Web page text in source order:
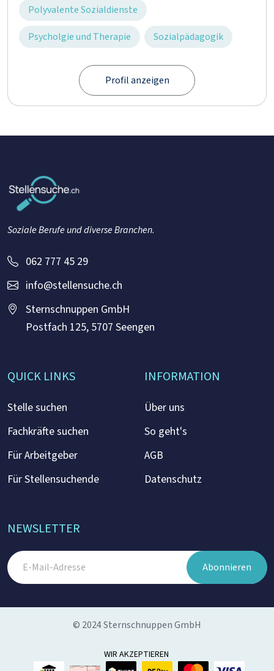
Polyvalente Sozialdienste
Psycholgie und Therapie
Sozialpädagogik
Profil anzeigen
Soziale Berufe und diverse Branchen.
062 777 45 29
info@stellensuche.ch
Sternschnuppen GmbH
Postfach 125, 5707 Seengen
QUICK LINKS
Stelle suchen
Fachkräfte suchen
Für Arbeitgeber
Für Stellensuchende
INFORMATION
Über uns
So geht's
AGB
Datenschutz
NEWSLETTER
Abonnieren
© 2024 Sternschnuppen GmbH
WIR AKZEPTIEREN